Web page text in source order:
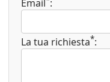
Email :
La tua richiesta*: